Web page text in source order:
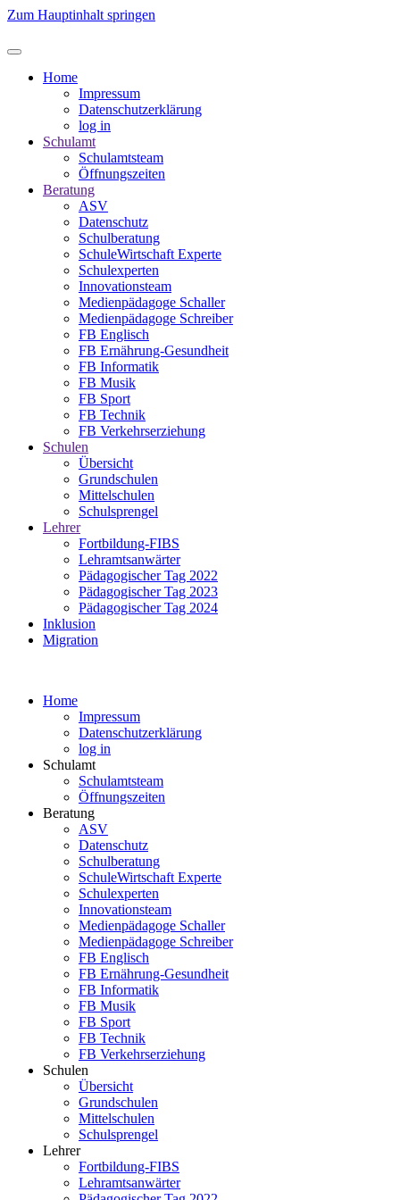
Zum Hauptinhalt springen
Home
Impressum
Datenschutzerklärung
log in
Schulamt
Schulamtsteam
Öffnungszeiten
Beratung
ASV
Datenschutz
Schulberatung
SchuleWirtschaft Experte
Schulexperten
Innovationsteam
Medienpädagoge Schaller
Medienpädagoge Schreiber
FB Englisch
FB Ernährung-Gesundheit
FB Informatik
FB Musik
FB Sport
FB Technik
FB Verkehrserziehung
Schulen
Übersicht
Grundschulen
Mittelschulen
Schulsprengel
Lehrer
Fortbildung-FIBS
Lehramtsanwärter
Pädagogischer Tag 2022
Pädagogischer Tag 2023
Pädagogischer Tag 2024
Inklusion
Migration
Home
Impressum
Datenschutzerklärung
log in
Schulamt
Schulamtsteam
Öffnungszeiten
Beratung
ASV
Datenschutz
Schulberatung
SchuleWirtschaft Experte
Schulexperten
Innovationsteam
Medienpädagoge Schaller
Medienpädagoge Schreiber
FB Englisch
FB Ernährung-Gesundheit
FB Informatik
FB Musik
FB Sport
FB Technik
FB Verkehrserziehung
Schulen
Übersicht
Grundschulen
Mittelschulen
Schulsprengel
Lehrer
Fortbildung-FIBS
Lehramtsanwärter